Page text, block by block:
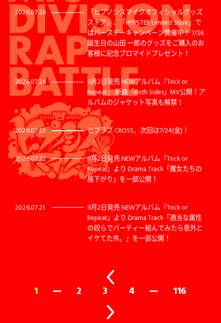
2026.07.26
「ヒプノシスマイクオフィシャルグッズ
ストア」、「HYPSTER Limited Store」で
はバースデーキャンペーン開催中！ 7/26
誕生日の山田 一郎のグッズをご購入のお
客様に記念ブロマイドプレゼント！
2026.07.24
9月2日発売 NEWアルバム『Trick or
Repeat』 新曲「Both Sides」MV公開！ア
ルバムのジャケット写真も解禁！
2026.07.23 ヒプラブ CROSS、次回は7/24(金)！
2026.07.22
9月2日発売 NEWアルバム『Trick or
Repeat』より Drama Track「魔女たちの
昼下がり」を一部公開！
2026.07.21
9月2日発売 NEWアルバム『Trick or
Repeat』より Drama Track「適当な属性
の奴らでパーティー組んでみたら意外と
イケてた件。」を一部公開！
1 ー 2 3 4 ー 116